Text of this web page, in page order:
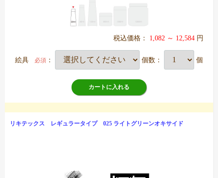
税込価格： 1,082 ～ 12,584 円
絵具 必須 ： 個数： 個
カートに入れる
リキテックス レギュラータイプ 025 ライトグリーンオキサイド